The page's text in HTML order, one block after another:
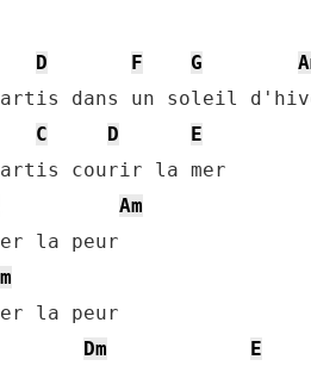
D F G
dans un soleil
C D
E
courir la mer
Am
la peur
Dm
E